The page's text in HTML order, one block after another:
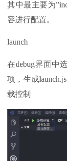
其中最主要为
容进行配置。
launch
在debug界面中
项，生成
载控制